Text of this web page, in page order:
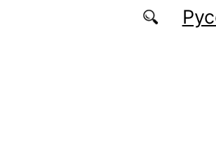
Перейти к основному содержанию